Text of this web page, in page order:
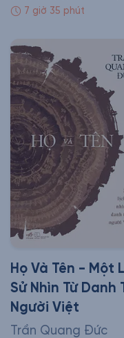
7 giờ 35 phút
Họ Và Tên - Một
Sử Nhìn Từ Danh
Người Việt
Trần Quang Đức